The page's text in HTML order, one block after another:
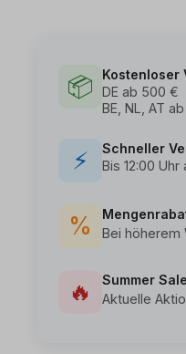
📦
Kostenloser
DE ab 500 €
BE, NL, AT
⚡
Schneller
Bis 12:00
%
Bei höherem
🔥
Summer Sale
Aktuelle